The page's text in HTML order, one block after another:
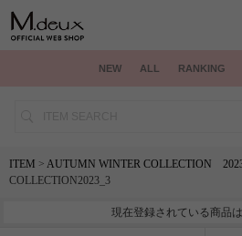
NEW ALL RANKING
ITEM > AUTUMN WINTER COLLECTION
COLLECTION2023_3
現在登録されている商品